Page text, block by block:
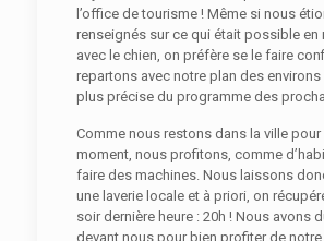
l’office de tourisme ! Même si nous
renseignés sur ce qui était possible en
avec le chien, on préfère se le faire
repartons avec notre plan des environs
plus précise du programme des
Comme nous restons dans la ville pour
moment, nous profitons, comme
faire des machines. Nous laissons
une laverie locale et à priori, on
soir dernière heure : 20h ! Nous avons
devant nous pour bien profiter de notre